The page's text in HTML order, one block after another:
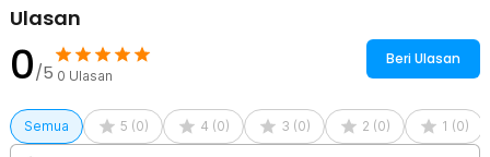
Ulasan
0/5 0 Ulasan
Beri Ulasan
Semua 5 (0) 4 (0) 3 (0) 2 (0) 1 (0)